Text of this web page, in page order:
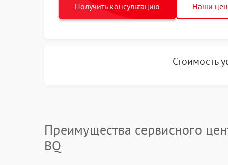
Получить консультацию Наши
Стоимость
Преимущества сервисного
BQ